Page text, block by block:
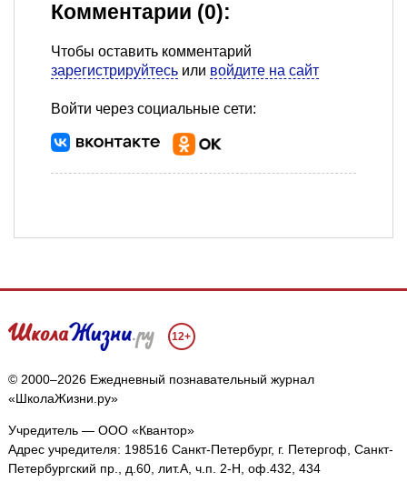
Комментарии (0):
Чтобы оставить комментарий
зарегистрируйтесь или войдите на сайт
Войти через социальные сети:
12+
© 2000–2026 Ежедневный познавательный журнал
«ШколаЖизни.ру»
Учредитель — ООО «Квантор»
Адрес учредителя: 198516 Санкт-Петербург, г. Петергоф, Санкт-
Петербургский пр., д.60, лит.А, ч.п. 2-Н, оф.432, 434